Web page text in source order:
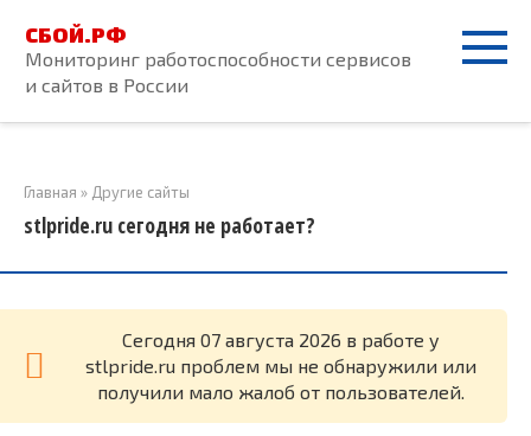
контенту
СБОЙ.РФ
Мониторинг работоспособности сервисов
и сайтов в России
Главная » Другие сайты
stlpride.ru сегодня не работает?
Cегодня 07 августа 2026 в работе у
stlpride.ru проблем мы не обнаружили или
получили мало жалоб от пользователей.